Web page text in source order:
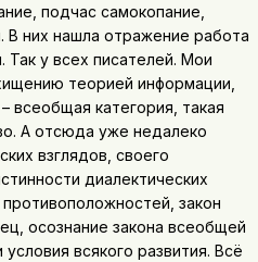
подчас самокопание,
В них нашла отражение работа
у всех писателей. Мои
теорией информации,
всеобщая категория, такая
А отсюда уже недалеко
взглядов, своего
диалектических
закон
осознание закона всеобщей
всякого развития. Всё